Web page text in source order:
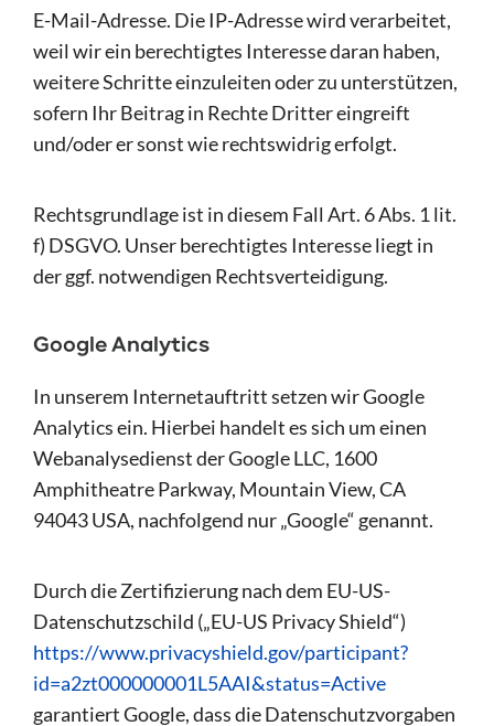
E-Mail-Adresse. Die IP-Adresse wird verarbeitet,
weil wir ein berechtigtes Interesse daran haben,
weitere Schritte einzuleiten oder zu unterstützen,
sofern Ihr Beitrag in Rechte Dritter eingreift
und/oder er sonst wie rechtswidrig erfolgt.
Rechtsgrundlage ist in diesem Fall Art. 6 Abs. 1 lit.
f) DSGVO. Unser berechtigtes Interesse liegt in
der ggf. notwendigen Rechtsverteidigung.
Google Analytics
In unserem Internetauftritt setzen wir Google
Analytics ein. Hierbei handelt es sich um einen
Webanalysedienst der Google LLC, 1600
Amphitheatre Parkway, Mountain View, CA
94043 USA, nachfolgend nur „Google“ genannt.
Durch die Zertifizierung nach dem EU-US-
Datenschutzschild („EU-US Privacy Shield“)
https://www.privacyshield.gov/participant?
id=a2zt000000001L5AAI&status=Active
garantiert Google, dass die Datenschutzvorgaben